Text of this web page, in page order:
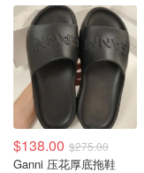
$138.00 $275.00
Ganni 压花厚底拖鞋